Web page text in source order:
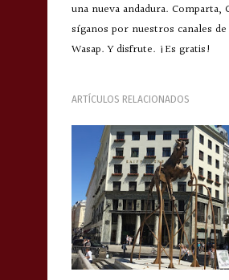
una nueva andadura. Comparta,
síganos por nuestros canales
Wasap. Y disfrute. ¡Es gratis!
ARTÍCULOS RELACIONADOS